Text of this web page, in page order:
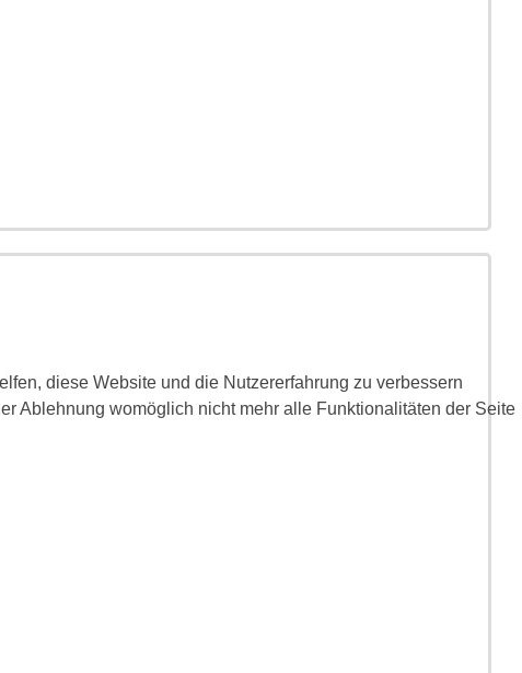
diese Website und die Nutzererfahrung zu verbessern
Ablehnung womöglich nicht mehr alle Funktionalitäten der Seite